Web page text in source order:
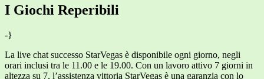
I Giochi Reperibili
-}
La live chat successo StarVegas è disponibile ogni giorno, negli
orari inclusi tra le 11.00 e le 19.00. Con un lavoro attivo 7 giorni in
altezza su 7, l’assistenza vittoria StarVegas è una garanzia con lo